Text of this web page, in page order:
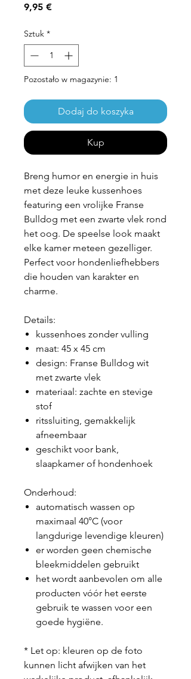
9,95 €Cena
Sztuk *
Pozostało w magazynie: 1
Dodaj do koszyka
Kup
Breng humor en energie in huis
met deze leuke kussenhoes
featuring een vrolijke Franse
Bulldog met een zwarte vlek rond
het oog. De speelse look maakt
elke kamer meteen gezelliger.
Perfect voor hondenliefhebbers
die houden van karakter en
charme.
Details:
kussenhoes zonder vulling
maat: 45 x 45 cm
design: Franse Bulldog wit
met zwarte vlek
materiaal: zachte en stevige
stof
ritssluiting, gemakkelijk
afneembaar
geschikt voor bank,
slaapkamer of hondenhoek
Onderhoud:
automatisch wassen op
maximaal 40°C (voor
langdurige levendige kleuren)
er worden geen chemische
bleekmiddelen gebruikt
het wordt aanbevolen om alle
producten vóór het eerste
gebruik te wassen voor een
goede hygiëne.
* Let op: kleuren op de foto
kunnen licht afwijken van het